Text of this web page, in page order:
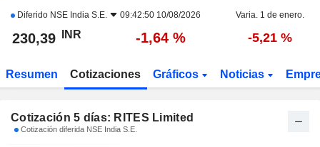
Diferido NSE India S.E. 09:42:50 10/08/2026 Varia. 1 de enero.
230,39 INR -1,64 % -5,21 %
Resumen Cotizaciones Gráficos Noticias
Cotización 5 días: RITES Limited
Cotización diferida NSE India S.E.